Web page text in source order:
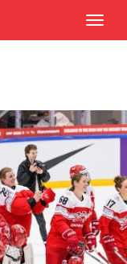
TOGGLE